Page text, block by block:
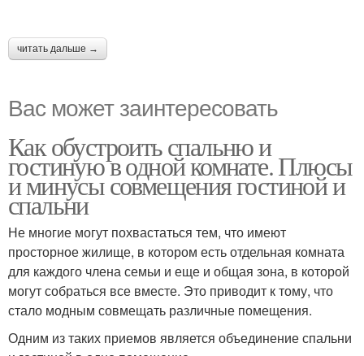
читать дальше →
Вас может заинтересовать
Как обустроить спальню и
гостиную в одной комнате. Плюсы
и минусы совмещения гостиной и
спальни
Не многие могут похвастаться тем, что имеют
просторное жилище, в котором есть отдельная комната
для каждого члена семьи и еще и общая зона, в которой
могут собраться все вместе. Это приводит к тому, что
стало модным совмещать различные помещения.
Одним из таких приемов является объединение спальни